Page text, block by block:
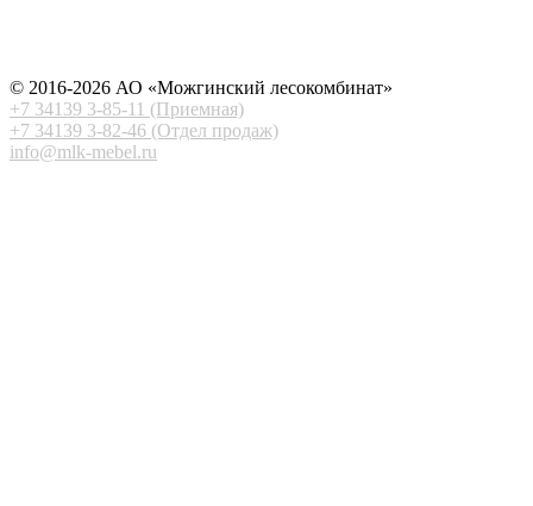
© 2016-2026 АО «Можгинский лесокомбинат»
+7 34139 3-85-11 (Приемная)
+7 34139 3-82-46 (Отдел продаж)
info@mlk-mebel.ru